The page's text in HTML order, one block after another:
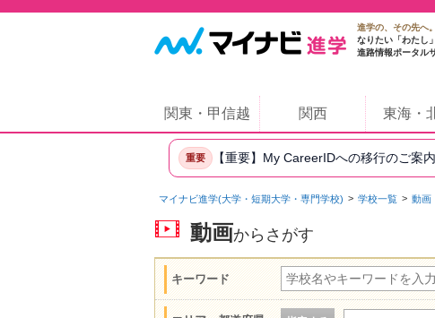
進学の、その先へ。
なりたい「わたし
進路情報ポータル
関東・甲信越 関西 東海・
重要 【重要】My CareerIDへの移行のご案内
マイナビ進学(大学・短期大学・専門学校) 学校一覧 動画
動画からさがす
キーワード